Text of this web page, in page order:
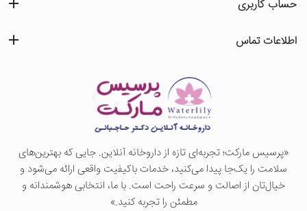
«پرسيس ماركت؛ تجربه‌ای تازه از داروخانه آنلاین. جایی که بهترین‌های
سلامت را یک‌جا پیدا می‌کنید، خدمات باکیفیت واقعی ارائه می‌شود و
خیال‌تان از اصالت و سرعت راحت است. با ما، انتخابی هوشمندانه و
مطمئن را تجربه کنید.»
حساب کاربری
اطلاعات تماس